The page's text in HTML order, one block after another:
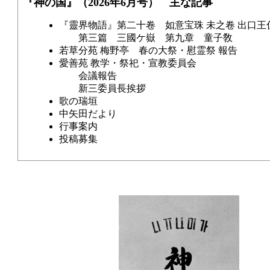
『神の国』（2026年6月号） 主な記事
『靈界物語』第二十卷 如意宝珠 未之卷 出口王
第三篇 三國ケ嶽 第九章 童子敎
若草分苑 梅野亭 春の大祭・慰霊祭 報告
愛善苑 教学・祭祀・宣教委員会
会議報告
新三委員長挨拶
歌の瑞垣
中矢田だより
行事案内
投稿募集